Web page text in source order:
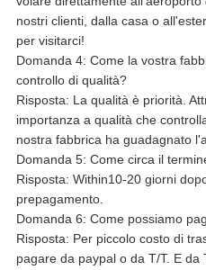
nostri clienti, dalla casa o
per visitarci!
Domanda 4: Come la vostra
controllo di qualità?
Risposta: La qualità è priorità.
importanza a qualità che
nostra fabbrica ha guadagnato
Domanda 5: Come circa il
Risposta: Within10-20 giorni
prepagamento.
Domanda 6: Come possiamo
Risposta: Per piccolo costo di
pagare da paypal o da T/T. E